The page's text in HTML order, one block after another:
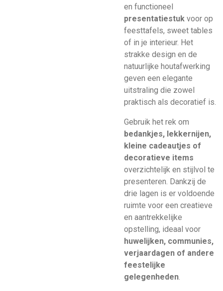
en functioneel
presentatiestuk voor op
feesttafels, sweet tables
of in je interieur. Het
strakke design en de
natuurlijke houtafwerking
geven een elegante
uitstraling die zowel
praktisch als decoratief is.
Gebruik het rek om
bedankjes, lekkernijen,
kleine cadeautjes of
decoratieve items
overzichtelijk en stijlvol te
presenteren. Dankzij de
drie lagen is er voldoende
ruimte voor een creatieve
en aantrekkelijke
opstelling, ideaal voor
huwelijken, communies,
verjaardagen of andere
feestelijke
gelegenheden.